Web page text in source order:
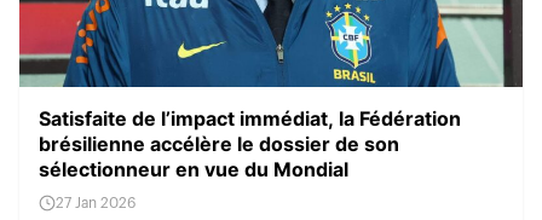
Satisfaite de l’impact immédiat, la Fédération
brésilienne accélère le dossier de son
sélectionneur en vue du Mondial
27 Jan 2026